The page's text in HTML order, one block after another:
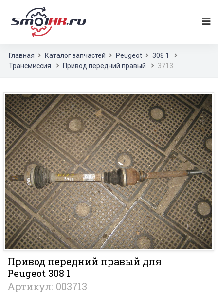
Главная Каталог запчастей Peugeot
308 1
Трансмиссия
Привод передний правый 3713
Привод передний правый для
Peugeot 308 1
Артикул: 003713